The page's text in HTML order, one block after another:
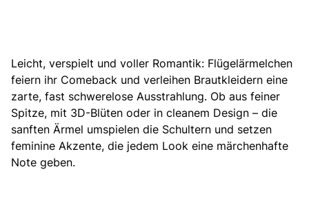
Leicht, verspielt und voller Romantik: Flügelärmelchen
feiern ihr Comeback und verleihen Brautkleidern eine
zarte, fast schwerelose Ausstrahlung. Ob aus feiner
Spitze, mit 3D-Blüten oder in cleanem Design – die
sanften Ärmel umspielen die Schultern und setzen
feminine Akzente, die jedem Look eine märchenhafte
Note geben.